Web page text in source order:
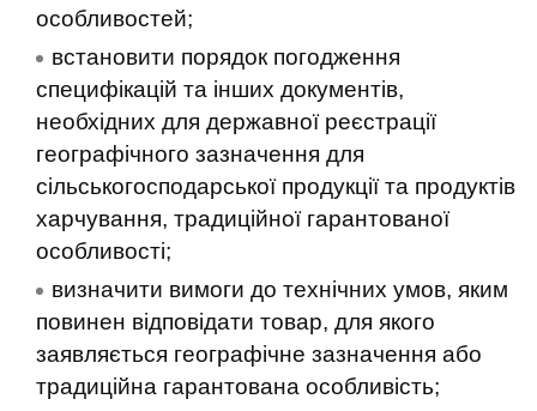
особливостей;
встановити порядок погодження
специфікацій та інших документів,
необхідних для державної реєстрації
географічного зазначення для
сільськогосподарської продукції та продуктів
харчування, традиційної гарантованої
особливості;
визначити вимоги до технічних умов, яким
повинен відповідати товар, для якого
заявляється географічне зазначення або
традиційна гарантована особливість;